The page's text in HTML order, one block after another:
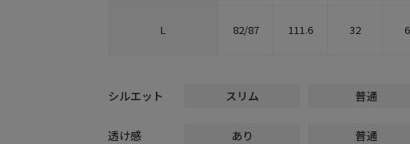
L 82/87 111.6 32
シルエット スリム 普通
透け感 あり 普通